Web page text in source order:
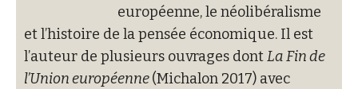
européenne, le néolibéralisme
et l’histoire de la pensée économique. Il est
l’auteur de plusieurs ouvrages dontLa Fin de
l’Union européenne(Michalon 2017) avec